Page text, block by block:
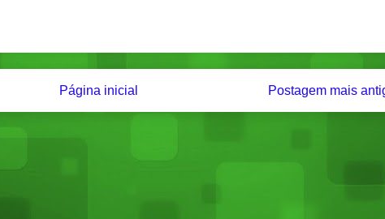
Postagem mais
Página inicial